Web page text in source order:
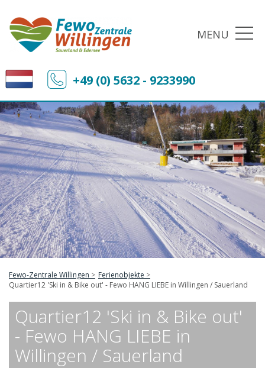
MENU
+49 (0) 5632 - 9233990
Fewo-Zentrale Willingen
Ferienobjekte
Quartier12 'Ski in & Bike out' - Fewo HANG LIEBE in Willingen / Sauerland
Quartier12 'Ski in & Bike out'
- Fewo HANG LIEBE in
Willingen / Sauerland